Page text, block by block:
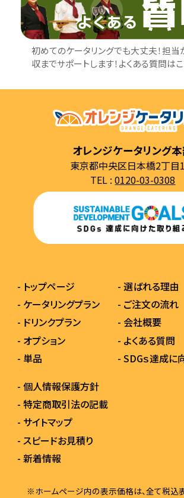
初めてのケータリングでも大丈夫！担
収までサポートします！よくある質問は
オレンジケータリング
東京都中央区日本橋2丁目
TEL :0120-03-0308
- トップページ
- ケータリングプラン
- ドリンクプラン
- オプション
- 単品
- 選ばれる理由
- ご注文の流れ
- 会社概要
- よくある質問
- SDGｓ達成に
- 個人情報保護方針
- 特定商取引法の記載
- サイトマップ
- スピードお見積り
- 新着情報
※ホームページ内の表示価格は、全て税込表